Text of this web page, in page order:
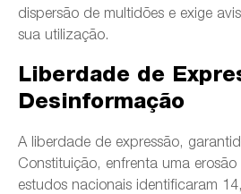
dispersão de multidões e exige
sua utilização.
Liberdade de
Desinformação
A liberdade de expressão,
Constituição, enfrenta uma
estudos nacionais identificaram